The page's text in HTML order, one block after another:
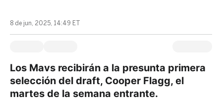
8 de jun, 2025, 14:49 ET
Los Mavs recibirán a la presunta primera
selección del draft, Cooper Flagg, el
martes de la semana entrante.